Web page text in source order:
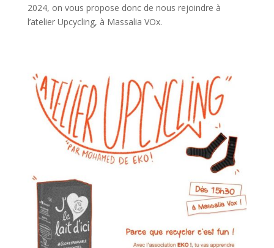
2024, on vous propose donc de nous rejoindre à
l’atelier Upcycling, à Massalia VOx.